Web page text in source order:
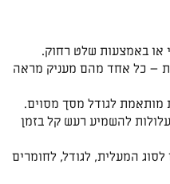
או באמצעות שלט רחוק.
– כל אחד מהם מעניק מראה
מותאמת לגודל מסך מסוים.
להשמיע רעש קל בזמן
המעלית, לגודל, לחומרים